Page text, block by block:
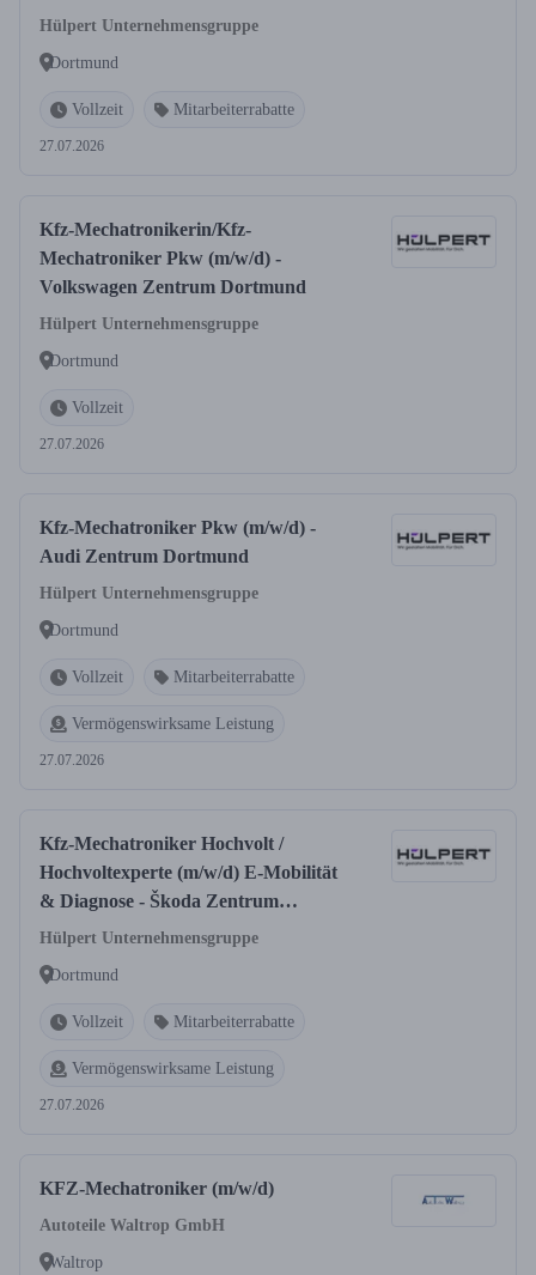
Hülpert Unternehmensgruppe
Dortmund
Vollzeit Mitarbeiterrabatte
27.07.2026
Kfz-Mechatronikerin/Kfz-
Mechatroniker Pkw (m/w/d) -
Volkswagen Zentrum Dortmund
Hülpert Unternehmensgruppe
Dortmund
Vollzeit
27.07.2026
Kfz-Mechatroniker Pkw (m/w/d) -
Audi Zentrum Dortmund
Hülpert Unternehmensgruppe
Dortmund
Vollzeit Mitarbeiterrabatte
Vermögenswirksame Leistung
27.07.2026
Kfz-Mechatroniker Hochvolt /
Hochvoltexperte (m/w/d) E-Mobilität
& Diagnose - Škoda Zentrum
Dortmund
Hülpert Unternehmensgruppe
Dortmund
Vollzeit Mitarbeiterrabatte
Vermögenswirksame Leistung
27.07.2026
KFZ-Mechatroniker (m/w/d)
Autoteile Waltrop GmbH
Waltrop